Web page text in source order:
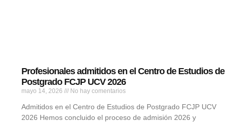
Profesionales admitidos en el Centro de Estudios de
Postgrado FCJP UCV 2026
mayo 14, 2026 No hay comentarios
Admitidos en el Centro de Estudios de Postgrado FCJP UCV
2026 Hemos concluido el proceso de admisión 2026 y